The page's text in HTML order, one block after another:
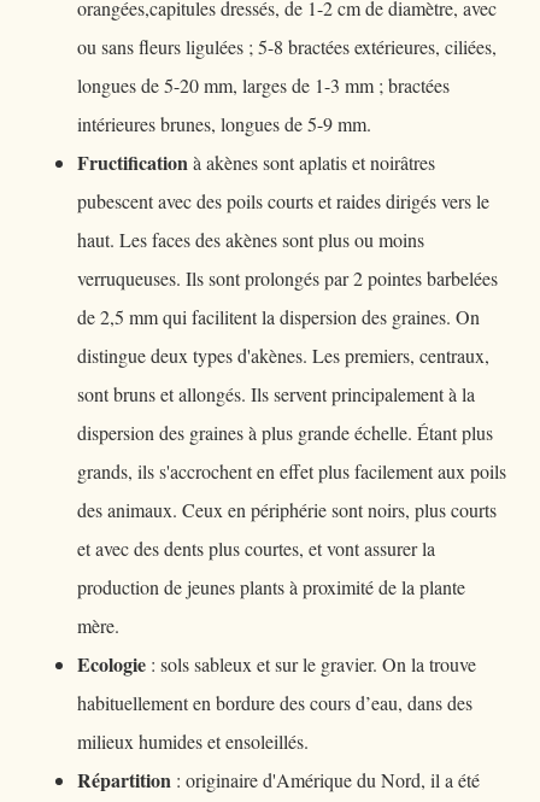
orangées,capitules dressés, de 1-2 cm de diamètre, avec
ou sans fleurs ligulées ; 5-8 bractées extérieures, ciliées,
longues de 5-20 mm, larges de 1-3 mm ; bractées
intérieures brunes, longues de 5-9 mm.
Fructificationà akènes sont aplatis et noirâtres
pubescent avec des poils courts et raides dirigés vers le
haut. Les faces des akènes sont plus ou moins
verruqueuses. Ils sont prolongés par 2 pointes barbelées
de 2,5 mm qui facilitent la dispersion des graines. On
distingue deux types d'akènes. Les premiers, centraux,
sont bruns et allongés. Ils servent principalement à la
dispersion des graines à plus grande échelle. Étant plus
grands, ils s'accrochent en effet plus facilement aux poils
des animaux. Ceux en périphérie sont noirs, plus courts
et avec des dents plus courtes, et vont assurer la
production de jeunes plants à proximité de la plante
mère.
Ecologie : sols sableux et sur le gravier. On la trouve
habituellement en bordure des cours d’eau, dans des
milieux humides et ensoleillés.
Répartition : originaire d'Amérique du Nord, il a été